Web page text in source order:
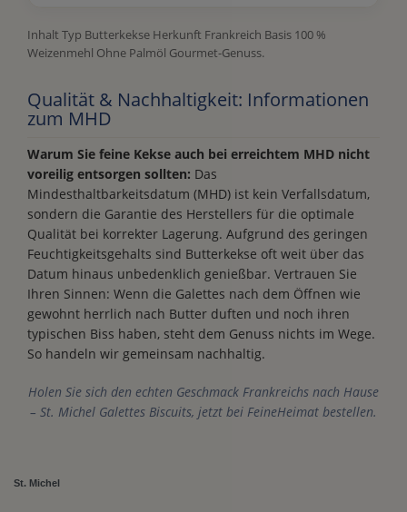
Inhalt Typ Butterkekse Herkunft Frankreich Basis 100 %
Weizenmehl Ohne Palmöl Gourmet-Genuss.
Qualität & Nachhaltigkeit: Informationen
zum MHD
Warum Sie feine Kekse auch bei erreichtem MHD nicht
voreilig entsorgen sollten: Das
Mindesthaltbarkeitsdatum (MHD) ist kein Verfallsdatum,
sondern die Garantie des Herstellers für die optimale
Qualität bei korrekter Lagerung. Aufgrund des geringen
Feuchtigkeitsgehalts sind Butterkekse oft weit über das
Datum hinaus unbedenklich genießbar. Vertrauen Sie
Ihren Sinnen: Wenn die Galettes nach dem Öffnen wie
gewohnt herrlich nach Butter duften und noch ihren
typischen Biss haben, steht dem Genuss nichts im Wege.
So handeln wir gemeinsam nachhaltig.
Holen Sie sich den echten Geschmack Frankreichs nach Hause
– St. Michel Galettes Biscuits, jetzt bei FeineHeimat bestellen.
St. Michel